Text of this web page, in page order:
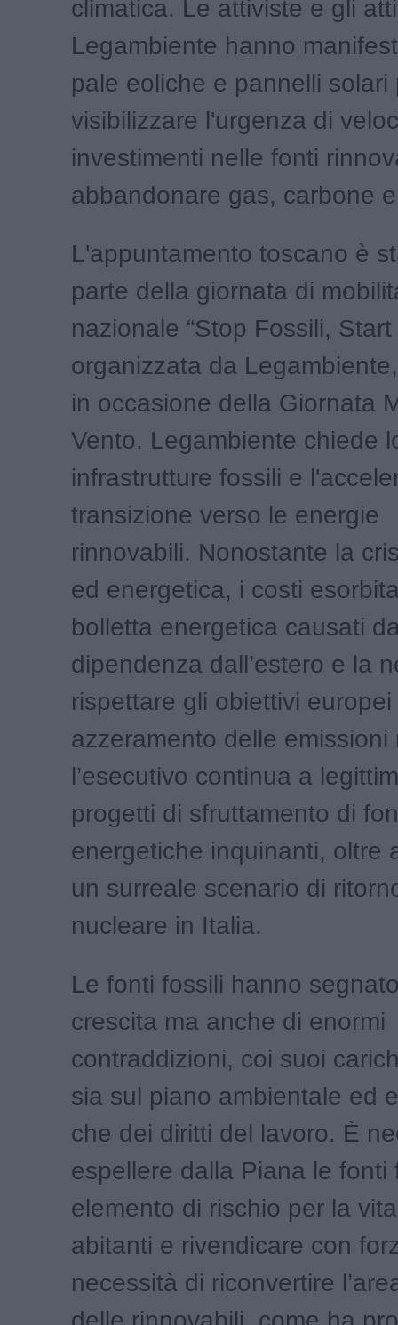
climatica. Le attiviste e gli
Legambiente hanno
pale eoliche e pannelli solari
visibilizzare l'urgenza di
investimenti nelle fonti
abbandonare gas, carbone
L'appuntamento toscano è
parte della giornata di
nazionale “Stop Fossili, Start
organizzata da
in occasione della Giornata
Vento. Legambiente chiede
infrastrutture fossili e
transizione verso le energie
rinnovabili. Nonostante la
ed energetica, i costi
bolletta energetica causati
dipendenza dall’estero e la
rispettare gli obiettivi europei
azzeramento delle emissioni
l’esecutivo continua a
progetti di sfruttamento di
energetiche inquinanti, oltre
un surreale scenario di
nucleare in Italia.
Le fonti fossili hanno
crescita ma anche di enormi
contraddizioni, coi suoi
sia sul piano ambientale ed
che dei diritti del lavoro. È
espellere dalla Piana le fonti
elemento di rischio per la
abitanti e rivendicare con
necessità di riconvertire